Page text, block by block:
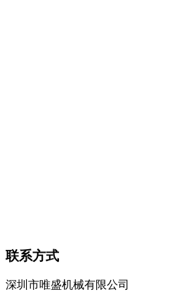
联系方式
深圳市唯盛机械有限公司